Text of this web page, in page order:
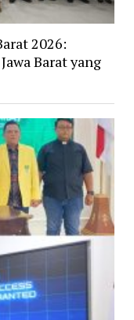
2026:
Barat yang